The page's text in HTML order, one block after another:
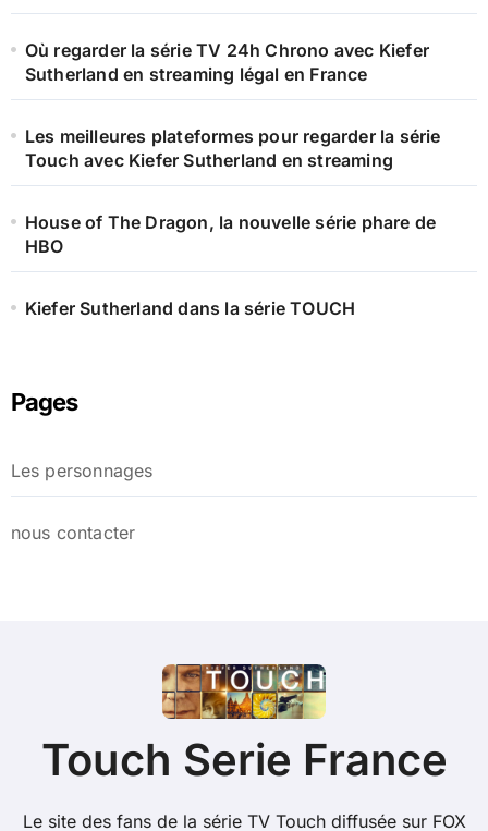
Où regarder la série TV 24h Chrono avec Kiefer
Sutherland en streaming légal en France
Les meilleures plateformes pour regarder la série
Touch avec Kiefer Sutherland en streaming
House of The Dragon, la nouvelle série phare de
HBO
Kiefer Sutherland dans la série TOUCH
Pages
Les personnages
nous contacter
Touch Serie France
Le site des fans de la série TV Touch diffusée sur FOX